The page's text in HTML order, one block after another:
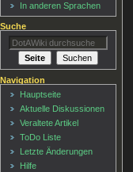
In anderen Sprachen
Suche
Navigation
Hauptseite
Aktuelle Diskussionen
Veraltete Artikel
ToDo Liste
Letzte Änderungen
Hilfe